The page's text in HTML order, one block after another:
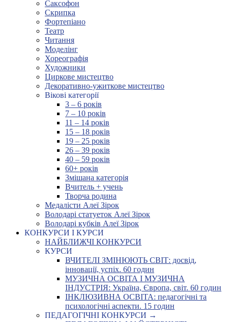
Саксофон
Скрипка
Фортепіано
Театр
Читання
Моделінг
Хореографія
Художники
Циркове мистецтво
Декоративно-ужиткове мистецтво
Вікові категорії
3 – 6 років
7 – 10 років
11 – 14 років
15 – 18 років
19 – 25 років
26 – 39 років
40 – 59 років
60+ років
Змішана категорія
Вчитель + учень
Творча родина
Медалісти Алеї Зірок
Володарі статуеток Алеї Зірок
Володарі кубків Алеї Зірок
КОНКУРСИ І КУРСИ
НАЙБЛИЖЧІ КОНКУРСИ
КУРСИ
ВЧИТЕЛІ ЗМІНЮЮТЬ СВІТ: досвід,
інновації, успіх. 60 годин
МУЗИЧНА ОСВІТА І МУЗИЧНА
ІНДУСТРІЯ: Україна, Європа, світ. 60 годин
ІНКЛЮЗИВНА ОСВІТА: педагогічні та
психологічні аспекти. 15 годин
ПЕДАГОГІЧНІ КОНКУРСИ →